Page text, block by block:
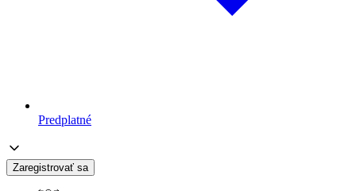
Predplatné
Zaregistrovať sa